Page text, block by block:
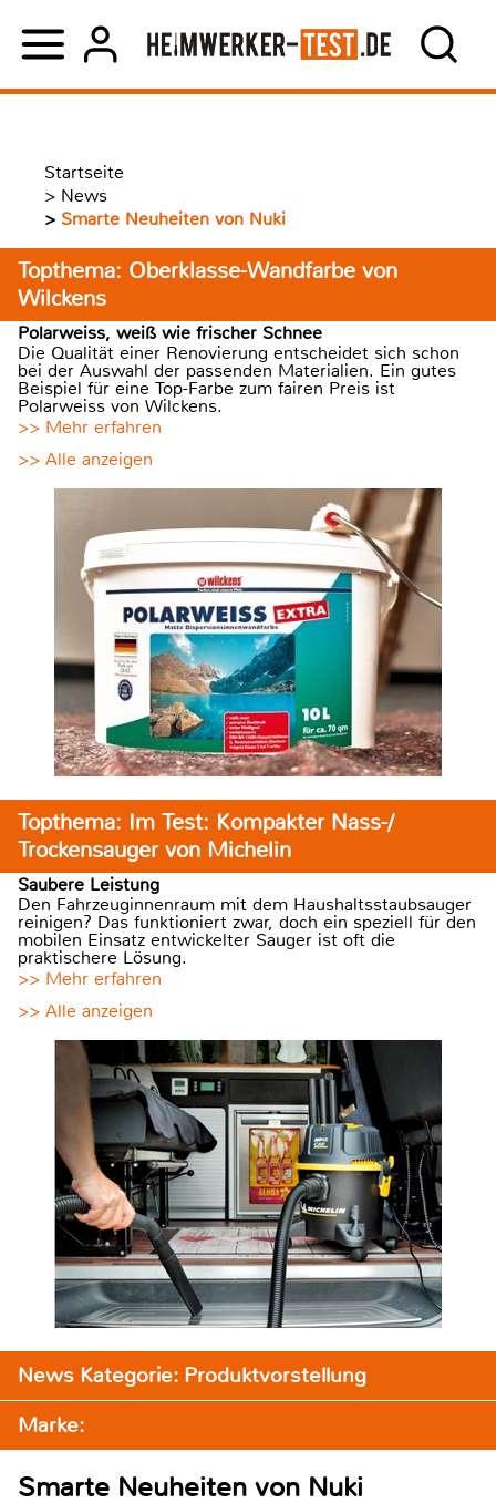
Startseite
> News
> Smarte Neuheiten von Nuki
Topthema: Oberklasse-Wandfarbe von
Wilckens
Polarweiss, weiß wie frischer Schnee
Die Qualität einer Renovierung entscheidet sich schon
bei der Auswahl der passenden Materialien. Ein gutes
Beispiel für eine Top-Farbe zum fairen Preis ist
Polarweiss von Wilckens.
>> Mehr erfahren
>> Alle anzeigen
Topthema: Im Test: Kompakter Nass-/
Trockensauger von Michelin
Saubere Leistung
Den Fahrzeuginnenraum mit dem Haushaltsstaubsauger
reinigen? Das funktioniert zwar, doch ein speziell für den
mobilen Einsatz entwickelter Sauger ist oft die
praktischere Lösung.
>> Mehr erfahren
>> Alle anzeigen
News Kategorie: Produktvorstellung
Marke:
Smarte Neuheiten von Nuki